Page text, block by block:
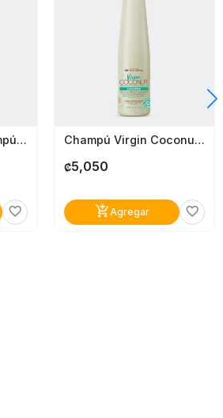
Gel De Baño Y Champú Ricitos De Oro Manzanilla Y Miel 400Ml
favorite_border
Champú Virgin Coconut Placentalife
₡5,050
add_shopping_cartAgregar favorite_border